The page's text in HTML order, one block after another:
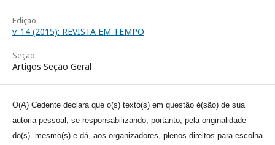
Edição
v. 14 (2015): REVISTA EM TEMPO
Seção
Artigos Seção Geral
O(A) Cedente declara que o(s) texto(s) em questão é(são) de sua
autoria pessoal, se responsabilizando, portanto, pela originalidade
do(s) mesmo(s) e dá, aos organizadores, plenos direitos para escolha